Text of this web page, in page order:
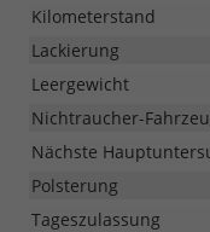
Kilometerstand
Lackierung
Leergewicht
Nichtraucher-
Nächste
Polsterung
Tageszulassung